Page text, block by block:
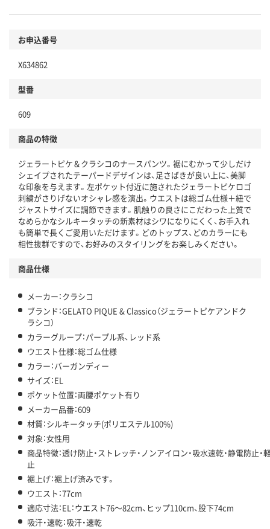
お申込番号
X634862
型番
609
商品の特徴
ジェラートピケ＆クラシコのナースパンツ。裾にむかって少しだけ
シェイプされたテーパードデザインは、足さばきが良い上に、美脚
な印象を与えます。左ポケット付近に施されたジェラートピケロゴ
刺繍がさりげないオシャレ感を演出。ウエストは総ゴム仕様＋紐で
ジャストサイズに調節できます。肌触りの良さにこだわった上質で
なめらかなシルキータッチの新素材はシワになりにくく、お手入れ
も簡単で長くご愛用いただけます。どのトップス、どのカラーにも
相性抜群ですので、お好みのスタイリングをお楽しみください。
商品仕様
メーカー：クラシコ
ブランド：GELATO PIQUE & Classico（ジェラートピケアンドク
ラシコ）
カラーグループ：パープル系、レッド系
ウエスト仕様：総ゴム仕様
カラー：バーガンディー
サイズ：EL
ポケット位置：両腰ポケット有り
メーカー品番：609
材質：シルキータッチ(ポリエステル100%)
対象：女性用
商品特徴：透け防止・ストレッチ・ノンアイロン・吸水速乾・静電防止・
止
裾上げ：裾上げ済みです。
ウエスト：77cm
適応寸法：EL：ウエスト76～82cm、ヒップ110cm、股下74cm
吸汗・速乾：吸汗・速乾